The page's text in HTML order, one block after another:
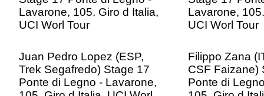
Juan Pedro Lopez (ESP,
Trek Segafredo) Stage 17
Ponte di Legno - Lavarone,
Filippo Zana
CSF Faizane)
Ponte di